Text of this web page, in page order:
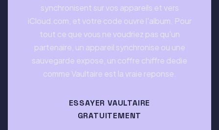
synchronisent sur vos appareils et vers
iCloud.com, et votre code ouvre l'album. Pour
tout ce que vous ne voudriez pas qu'un
partenaire, un appareil synchronise ou une
sauvegarde expose, un coffre chiffre dedie
comme Vaultaire est la vraie reponse.
ESSAYER VAULTAIRE
GRATUITEMENT